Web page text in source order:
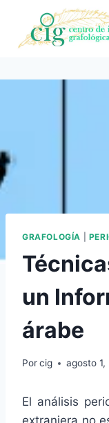
contenido
GRAFOLOGÍA
un
árabe
Porcig agosto 1,
El análisis